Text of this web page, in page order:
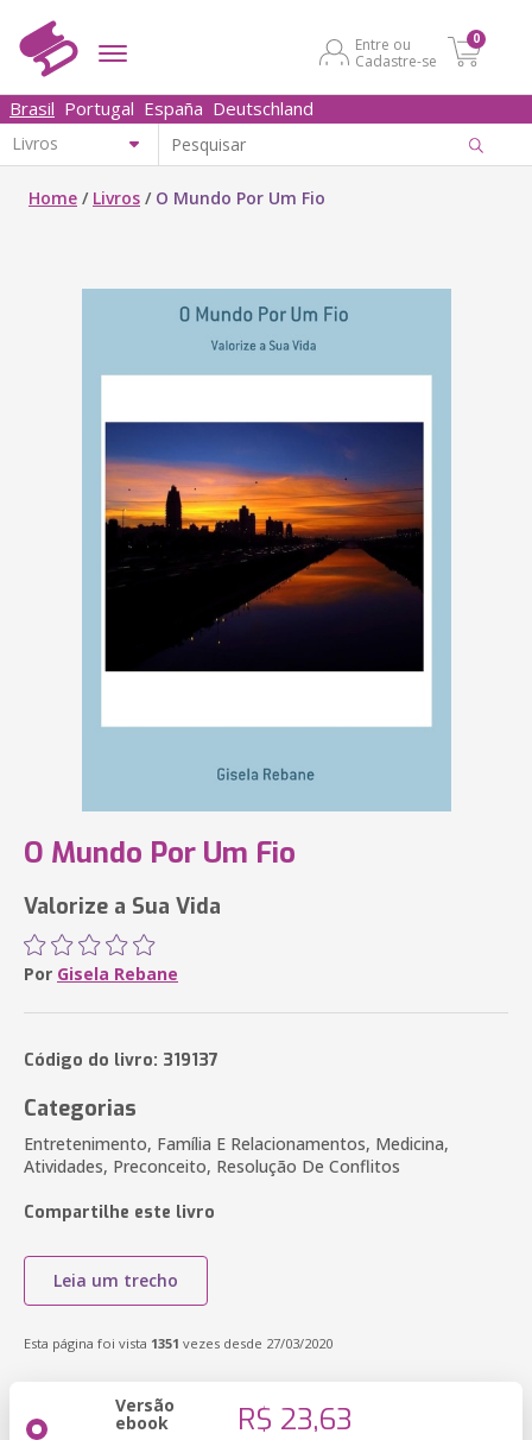
Entre ou
Cadastre-se
0
Brasil Portugal España Deutschland
Home / Livros / O Mundo Por Um Fio
O Mundo Por Um Fio
Valorize a Sua Vida
Por Gisela Rebane
Código do livro: 319137
Categorias
Entretenimento, Família E Relacionamentos, Medicina,
Atividades, Preconceito, Resolução De Conflitos
Compartilhe este livro
Leia um trecho
Esta página foi vista 1351 vezes desde 27/03/2020
Versão
ebook R$ 23,63